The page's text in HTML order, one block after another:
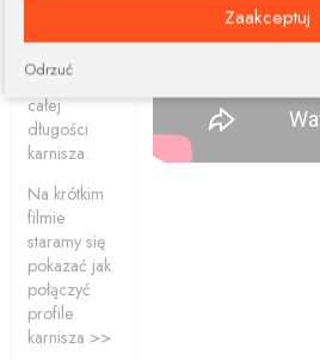
przesuwania
ślizgów po
całej
długości
karnisza.
Na krótkim
filmie
staramy się
pokazać jak
połączyć
profile
karnisza >>
Zaakceptuj
Odrzuć